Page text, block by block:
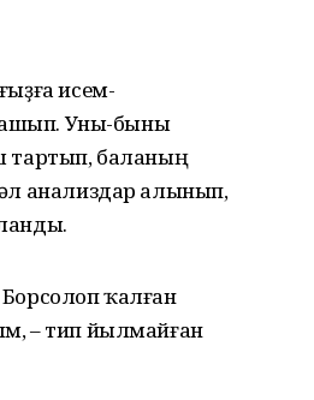
исем-
Уны-быны
тартып, баланың
анализдар алынып,
ҡалған
– тип йылмайған